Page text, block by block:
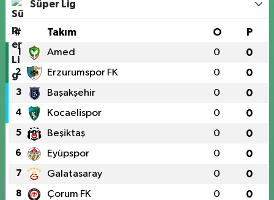
Süper Lig
# Takım O P
1 Amed 0 0
2 Erzurumspor FK 0 0
3 Başakşehir 0 0
4 Kocaelispor 0 0
5 Beşiktaş 0 0
6 Eyüpspor 0 0
7 Galatasaray 0 0
8 Çorum FK 0 0